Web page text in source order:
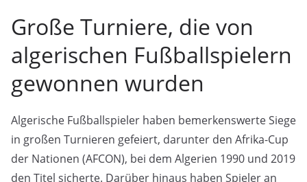
Große Turniere, die von
algerischen Fußballspielern
gewonnen wurden
Algerische Fußballspieler haben bemerkenswerte Siege
in großen Turnieren gefeiert, darunter den Afrika-Cup
der Nationen (AFCON), bei dem Algerien 1990 und 2019
den Titel sicherte. Darüber hinaus haben Spieler an